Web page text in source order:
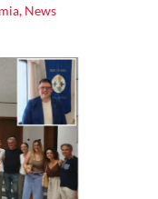
, News